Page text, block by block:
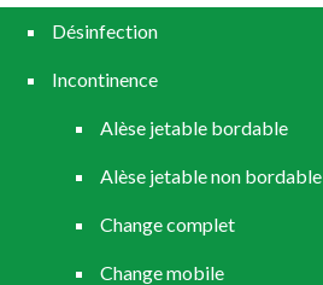
Désinfection
Incontinence
Alèse jetable bordable
Alèse jetable non bordable
Change complet
Change mobile